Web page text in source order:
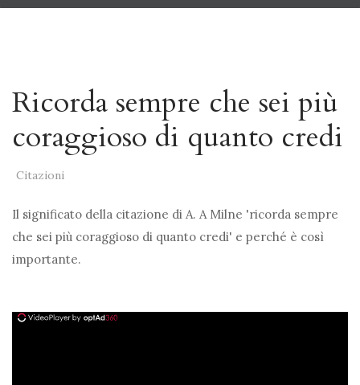
Ricorda sempre che sei più
coraggioso di quanto credi
Citazioni
Il significato della citazione di A. A Milne 'ricorda sempre
che sei più coraggioso di quanto credi' e perché è così
importante.